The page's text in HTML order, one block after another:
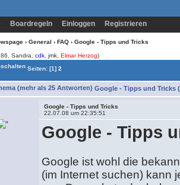
Boardregeln Einloggen Registrieren
› General › FAQ› Google - Tipps und Tricks
Sandra,cdk , jmk,Elmar Herzog)
Seiten:[1] 2
Google - Tipps und Tricks
Google - Tipps und Tricks
22.07.08 um 22:35:51
Google - Tipps
Google ist wohl die
(im Internet suchen) kann